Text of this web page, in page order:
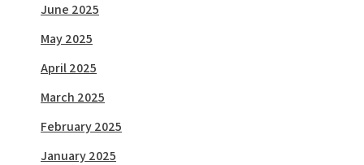
June 2025
May 2025
April 2025
March 2025
February 2025
January 2025